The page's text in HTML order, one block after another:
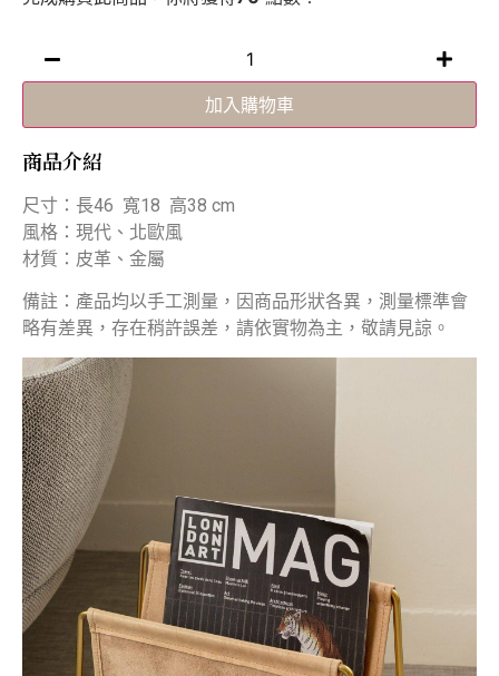
加入購物車
商品介紹
尺寸：長46 寬18 高38 cm
風格：現代、北歐風
材質：皮革、金屬
備註：產品均以手工測量，因商品形狀各異，測量標準會
略有差異，存在稍許誤差，請依實物為主，敬請見諒。